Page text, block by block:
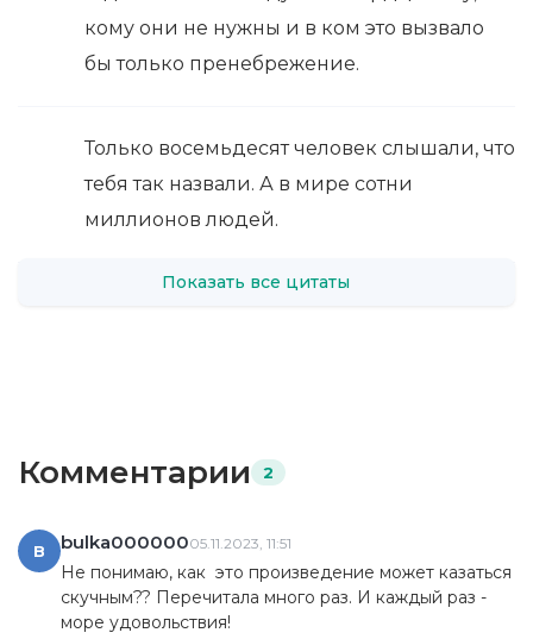
кому они не нужны и в ком это вызвало
бы только пренебрежение.
Только восемьдесят человек слышали, что
тебя так назвали. А в мире сотни
миллионов людей.
Показать все цитаты
Комментарии 2
B bulka00000005.11.2023, 11:51
Не понимаю, как это произведение может казаться
скучным?? Перечитала много раз. И каждый раз -
море удовольствия!